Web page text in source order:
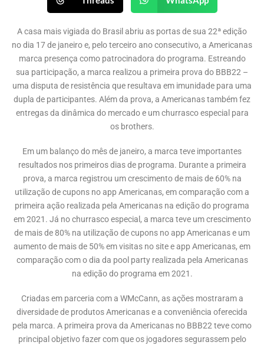
A casa mais vigiada do Brasil abriu as portas de sua 22ª edição
no dia 17 de janeiro e, pelo terceiro ano consecutivo, a Americanas
marca presença como patrocinadora do programa. Estreando
sua participação, a marca realizou a primeira prova do BBB22 –
uma disputa de resistência que resultava em imunidade para uma
dupla de participantes. Além da prova, a Americanas também fez
entregas da dinâmica do mercado e um churrasco especial para
os brothers.
Em um balanço do mês de janeiro, a marca teve importantes
resultados nos primeiros dias de programa. Durante a primeira
prova, a marca registrou um crescimento de mais de 60% na
utilização de cupons no app Americanas, em comparação com a
primeira ação realizada pela Americanas na edição do programa
em 2021. Já no churrasco especial, a marca teve um crescimento
de mais de 80% na utilização de cupons no app Americanas e um
aumento de mais de 50% em visitas no site e app Americanas, em
comparação com o dia da pool party realizada pela Americanas
na edição do programa em 2021.
Criadas em parceria com a WMcCann, as ações mostraram a
diversidade de produtos Americanas e a conveniência oferecida
pela marca. A primeira prova da Americanas no BBB22 teve como
principal objetivo fazer com que os jogadores segurassem pelo